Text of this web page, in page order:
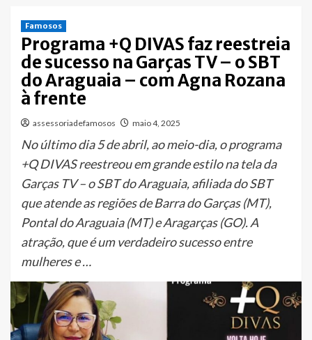
Famosos
Programa +Q DIVAS faz reestreia
de sucesso na Garças TV – o SBT
do Araguaia – com Agna Rozana
à frente
assessoriadefamosos maio 4, 2025
No último dia 5 de abril, ao meio-dia, o programa
+Q DIVAS reestreou em grande estilo na tela da
Garças TV – o SBT do Araguaia, afiliada do SBT
que atende as regiões de Barra do Garças (MT),
Pontal do Araguaia (MT) e Aragarças (GO). A
atração, que é um verdadeiro sucesso entre
mulheres e …